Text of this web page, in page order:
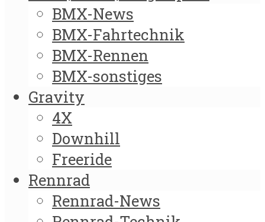
BMX-News
BMX-Fahrtechnik
BMX-Rennen
BMX-sonstiges
Gravity
4X
Downhill
Freeride
Rennrad
Rennrad-News